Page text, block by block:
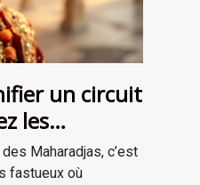
un circuit
les
Maharadjas, c’est
fastueux où